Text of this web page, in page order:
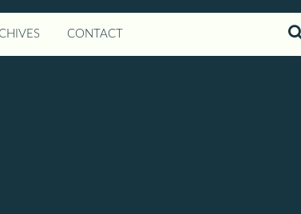
CONTACT